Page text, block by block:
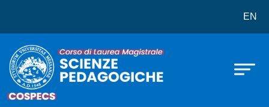
Corso di laurea in Scienze EN